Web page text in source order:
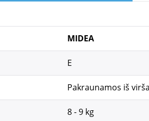
MIDEA
E
Pakraunamos iš
8 - 9 kg